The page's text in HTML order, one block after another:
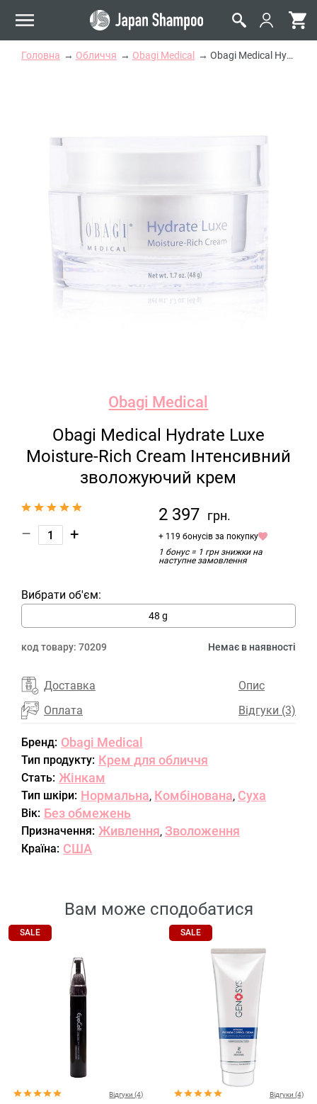
Головна Обличчя Obagi Medical Obagi Medical Hydrate Luxe Moisture-Rich Cream Інтенсивний зволожуючий крем
Obagi Medical
Obagi Medical Hydrate Luxe
Moisture-Rich Cream Інтенсивний
зволожуючий крем
– +
2 397 грн.
+ 119 бонусів за покупку
1 бонус = 1 грн знижки на
наступне замовлення
Вибрати об'єм:
48 g
код товару: 70209 Немає в наявності
Доставка
Оплата
Опис
Відгуки (3)
Бренд: Obagi Medical
Тип продукту: Крем для обличчя
Стать: Жінкам
Тип шкіри: Нормальна, Комбінована, Суха
Вік: Без обмежень
Призначення: Живлення, Зволоження
Країна: США
Вам може сподобатися
SALE
Відгуки (4)
SALE
Відгуки (4)